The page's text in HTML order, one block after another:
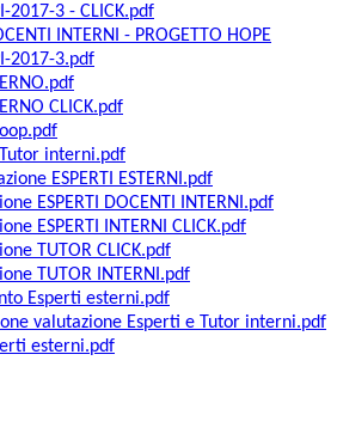
2017-3 - CLICK.pdf
INTERNI - PROGETTO HOPE
2017-3.pdf
CLICK.pdf
interni.pdf
ESPERTI ESTERNI.pdf
ESPERTI DOCENTI INTERNI.pdf
ESPERTI INTERNI CLICK.pdf
TUTOR CLICK.pdf
TUTOR INTERNI.pdf
Esperti esterni.pdf
valutazione Esperti e Tutor interni.pdf
esterni.pdf